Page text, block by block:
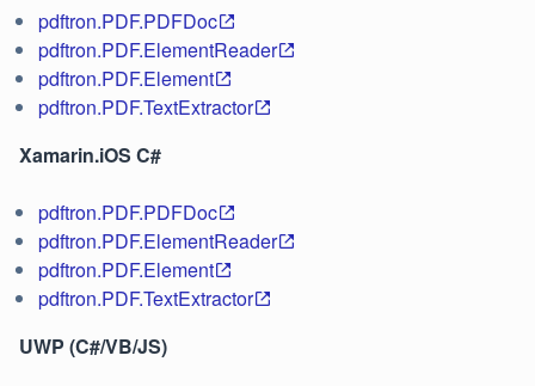
pdftron.PDF.PDFDoc
pdftron.PDF.ElementReader
pdftron.PDF.Element
pdftron.PDF.TextExtractor
Xamarin.iOS C#
pdftron.PDF.PDFDoc
pdftron.PDF.ElementReader
pdftron.PDF.Element
pdftron.PDF.TextExtractor
UWP (C#/VB/JS)